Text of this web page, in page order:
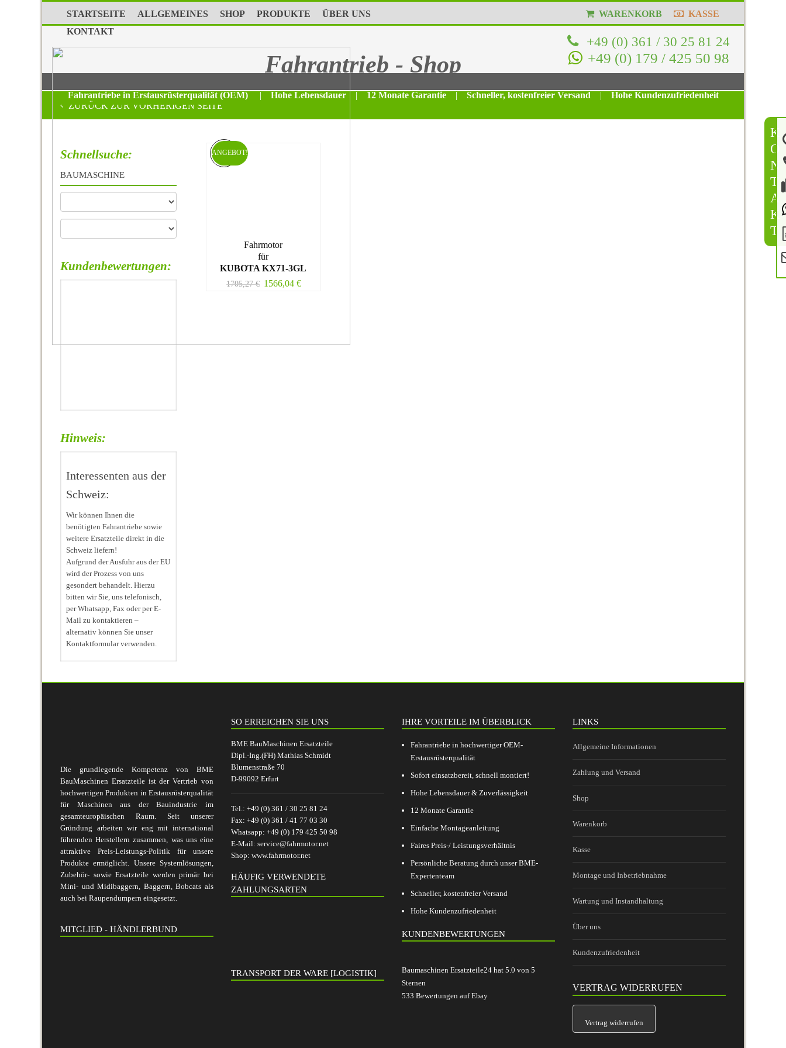
K
O
N
T
A
K
T
STARTSEITE ALLGEMEINES SHOP PRODUKTE
ÜBER UNS
KONTAKT
WARENKORB KASSE
+49 (0) 361 / 30 25 81 24
+49 (0) 179 / 425 50 98
Fahrantrieb - Shop
Fahrantriebe in Erstausrüsterqualität (OEM) | Hohe Lebensdauer | 12 Monate Garantie | Schneller, kostenfreier Versand |
Hohe Kundenzufriedenheit
ZURÜCK ZUR VORHERIGEN SEITE
Fahrmotor
für
KUBOTA KX71-3GL
1705,27€ 1566,04€
ANGEBOT!
Schnellsuche:
BAUMASCHINE
Kundenbewertungen:
Hinweis:
Interessenten aus der
Schweiz:
Wir können Ihnen die
benötigten Fahrantriebe sowie
weitere Ersatzteile direkt in die
Schweiz liefern!
Aufgrund der Ausfuhr aus der EU
wird der Prozess von uns
gesondert behandelt. Hierzu
bitten wir Sie, uns telefonisch,
per Whatsapp, Fax oder per E-
Mail zu kontaktieren –
alternativ können Sie unser
Kontaktformular verwenden.
Die grundlegende Kompetenz von BME
BauMaschinen Ersatzteile ist der Vertrieb von
hochwertigen Produkten in Erstausrüsterqualität
für Maschinen aus der Bauindustrie im
gesamteuropäischen Raum. Seit unserer
Gründung arbeiten wir eng mit international
führenden Herstellern zusammen, was uns eine
attraktive Preis-Leistungs-Politik für unsere
Produkte ermöglicht. Unsere Systemlösungen,
Zubehör- sowie Ersatzteile werden primär bei
Mini- und Midibaggern, Baggern, Bobcats als
auch bei Raupendumpern eingesetzt.
MITGLIED - HÄNDLERBUND
SO ERREICHEN SIE UNS
BME BauMaschinen Ersatzteile
Dipl.-Ing.(FH) Mathias Schmidt
Blumenstraße 70
D-99092 Erfurt
Tel.: +49 (0) 361 / 30 25 81 24
Fax: +49 (0) 361 / 41 77 03 30
Whatsapp: +49 (0) 179 425 50 98
E-Mail: service@fahrmotor.net
Shop: www.fahrmotor.net
HÄUFIG VERWENDETE
ZAHLUNGSARTEN
TRANSPORT DER WARE [LOGISTIK]
IHRE VORTEILE IM ÜBERBLICK
Fahrantriebe in hochwertiger OEM-
Erstausrüsterqualität
Sofort einsatzbereit, schnell montiert!
Hohe Lebensdauer & Zuverlässigkeit
12 Monate Garantie
Einfache Montageanleitung
Faires Preis-/ Leistungsverhältnis
Persönliche Beratung durch unser BME-
Expertenteam
Schneller, kostenfreier Versand
Hohe Kundenzufriedenheit
KUNDENBEWERTUNGEN
Baumaschinen Ersatzteile24 hat 5.0 von 5
Sternen
533 Bewertungen auf Ebay
LINKS
Allgemeine Informationen
Zahlung und Versand
Shop
Warenkorb
Kasse
Montage und Inbetriebnahme
Wartung und Instandhaltung
Über uns
Kundenzufriedenheit
VERTRAG WIDERRUFEN
Vertrag widerrufen